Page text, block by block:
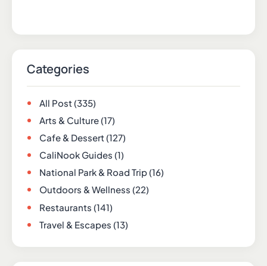
Categories
All Post(335)
Arts & Culture(17)
Cafe & Dessert(127)
CaliNook Guides (1)
National Park & Road Trip(16)
Outdoors & Wellness (22)
Restaurants (141)
Travel & Escapes (13)